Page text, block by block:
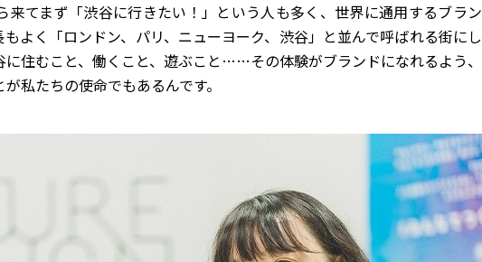
来てまず「渋谷に行きたい！」という人も多く、世界に通用するブラン
よく「ロンドン、パリ、ニューヨーク、渋谷」と並んで呼ばれる街にし
住むこと、働くこと、遊ぶこと……その体験がブランドになれるよう、
私たちの使命でもあるんです。